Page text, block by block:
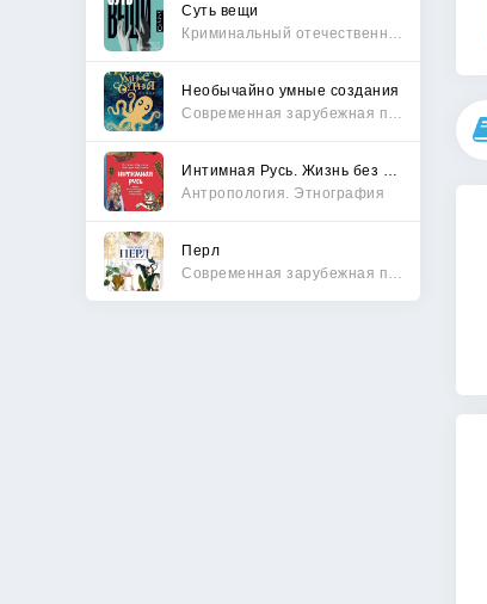
Суть вещи
Необычайно умные создания
Антропология. Этнография
Перл